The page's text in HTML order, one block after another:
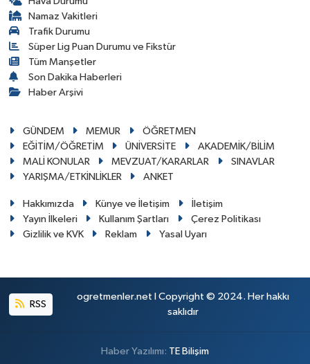
Namaz Vakitleri
Trafik Durumu
Süper Lig Puan Durumu ve Fikstür
Tüm Manşetler
Son Dakika Haberleri
Haber Arşivi
GÜNDEM MEMUR
ÖĞRETMEN
EĞİTİM/ÖĞRETİM
ÜNİVERSİTE
AKADEMİK/BİLİM
MALİ KONULAR
MEVZUAT/KARARLAR
SINAVLAR
YARIŞMA/ETKİNLİKLER
ANKET
Hakkımızda Künye ve İletişim
İletişim
Yayın İlkeleri
Kullanım Şartları
Çerez Politikası
Gizlilik ve KVK
Reklam Yasal Uyarı
RSS
ogretmenler.net I Copyright © 2024. Her hakkı
saklıdır
Haber Yazılımı: TE Bilişim